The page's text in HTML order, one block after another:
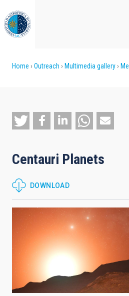
to
main
content
Breadcrumb
Home Outreach Multimedia gallery
Centauri Planets
DOWNLOAD